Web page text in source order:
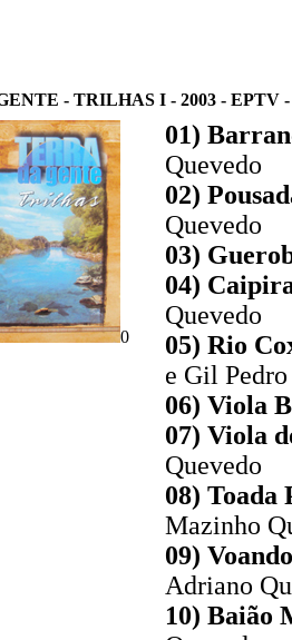
- TRILHAS I - 2003 - EPTV -
0
01)
Quevedo
02)
Quevedo
03)
04)
Quevedo
05) Rio
e Gil Pedro
06) Viola
07) Viola
Quevedo
08) Toada
Mazinho
09)
Adriano
10) Baião